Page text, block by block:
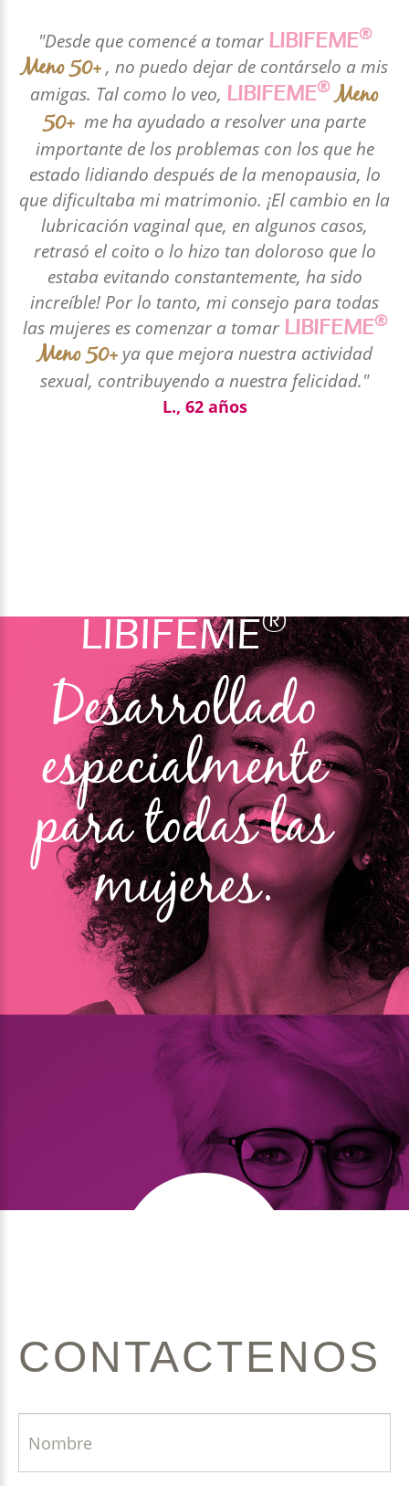
"Desde que comencé a tomar LIBIFEME®
Meno 50+ , no puedo dejar de contárselo a mis
amigas. Tal como lo veo, LIBIFEME®Meno
50+ me ha ayudado a resolver una parte
importante de los problemas con los que he
estado lidiando después de la menopausia, lo
que dificultaba mi matrimonio. ¡El cambio en la
lubricación vaginal que, en algunos casos,
retrasó el coito o lo hizo tan doloroso que lo
estaba evitando constantemente, ha sido
increíble! Por lo tanto, mi consejo para todas
las mujeres es comenzar a tomar LIBIFEME®
Meno 50+ ya que mejora nuestra actividad
sexual, contribuyendo a nuestra felicidad."
L., 62 años
LIBIFEME®
Desarrollado
especialmente
para todas las
mujeres.
CONTACTENOS